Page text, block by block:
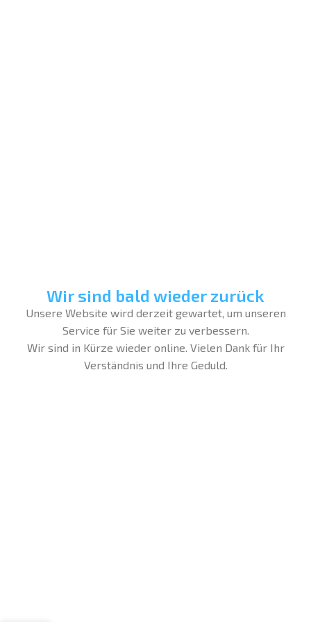
Wir sind bald wieder zurück
Unsere Website wird derzeit gewartet, um unseren
Service für Sie weiter zu verbessern.
Wir sind in Kürze wieder online. Vielen Dank für Ihr
Verständnis und Ihre Geduld.